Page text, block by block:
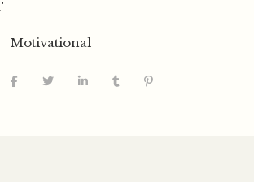
Motivational